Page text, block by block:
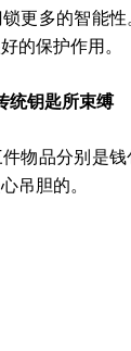
更多的智能
的保护作用。
钥匙所束缚
品分别是钱
吊胆的。